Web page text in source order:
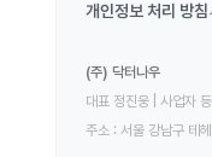
개인정보 처리 방침
(주) 닥터나우
대표 정진웅 | 사업
주소 : 서울 강남구 테